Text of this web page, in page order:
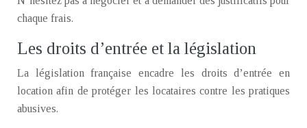
chaque frais.
Les droits d’entrée et la législation
La législation française encadre les droits d’entrée en
location afin de protéger les locataires contre les pratiques
abusives.